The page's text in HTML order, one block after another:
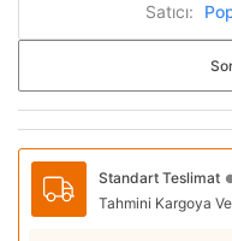
Satıcı:
Standart Teslimat
Tahmini Kargoya